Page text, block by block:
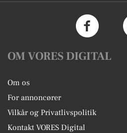
OM VORES DIGITAL
Om os
For annoncører
Vilkår og Privatlivspolitik
Kontakt VORES Digital